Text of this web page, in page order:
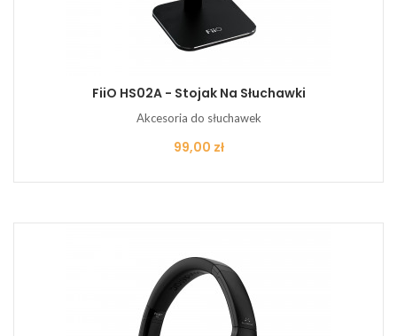
FiiO HS02A - Stojak Na Słuchawki
Akcesoria do słuchawek
Cena
99,00 zł